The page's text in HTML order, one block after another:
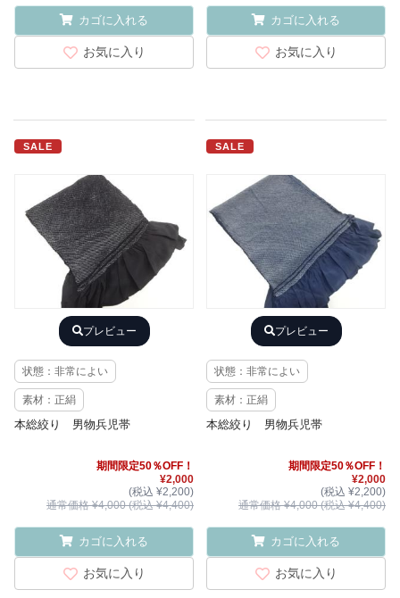
カゴに入れる
お気に入り
カゴに入れる
お気に入り
SALE
プレビュー
状態：非常によい
素材：正絹
本総絞り 男物兵児帯
期間限定50％OFF！
¥2,000
(税込 ¥2,200)
通常価格 ¥4,000 (税込 ¥4,400)
カゴに入れる
お気に入り
SALE
プレビュー
状態：非常によい
素材：正絹
本総絞り 男物兵児帯
期間限定50％OFF！
¥2,000
(税込 ¥2,200)
通常価格 ¥4,000 (税込 ¥4,400)
カゴに入れる
お気に入り